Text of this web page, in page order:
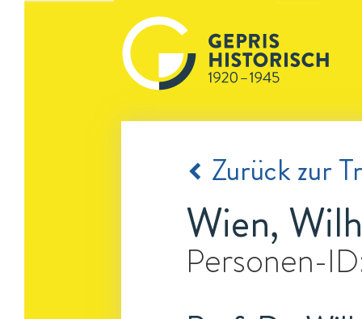
Zurück zur
Wien,
Personen-